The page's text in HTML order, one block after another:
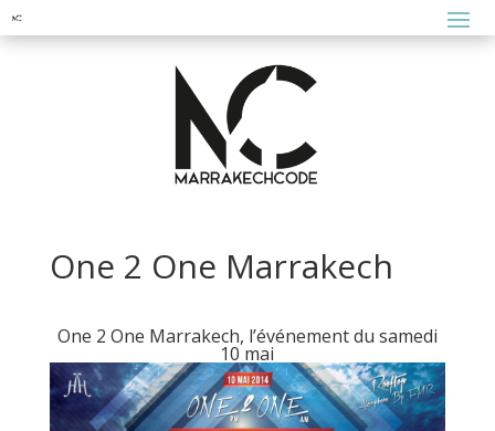
One 2 One Marrakech
One 2 One Marrakech, l’événement du samedi
10 mai